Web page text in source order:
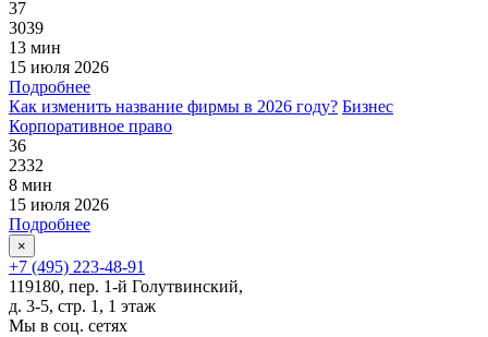
37
3039
13 мин
15 июля 2026
Подробнее
Как изменить название фирмы в 2026 году? Бизнес
Корпоративное право
36
2332
8 мин
15 июля 2026
Подробнее
×
+7 (495) 223-48-91
119180, пер. 1-й Голутвинский,
д. 3-5, стр. 1, 1 этаж
Мы в соц. сетях